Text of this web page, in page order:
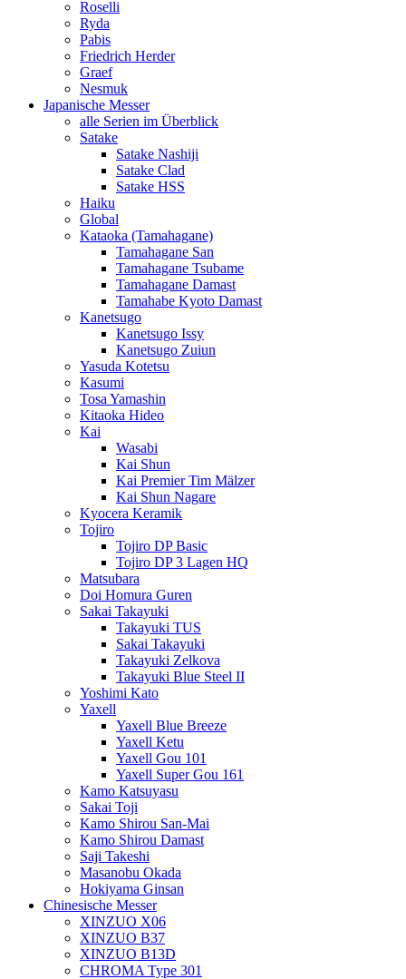
Roselli
Ryda
Pabis
Friedrich Herder
Graef
Nesmuk
Japanische Messer
alle Serien im Überblick
Satake
Satake Nashiji
Satake Clad
Satake HSS
Haiku
Global
Kataoka (Tamahagane)
Tamahagane San
Tamahagane Tsubame
Tamahagane Damast
Tamahabe Kyoto Damast
Kanetsugo
Kanetsugo Issy
Kanetsugo Zuiun
Yasuda Kotetsu
Kasumi
Tosa Yamashin
Kitaoka Hideo
Kai
Wasabi
Kai Shun
Kai Premier Tim Mälzer
Kai Shun Nagare
Kyocera Keramik
Tojiro
Tojiro DP Basic
Tojiro DP 3 Lagen HQ
Matsubara
Doi Homura Guren
Sakai Takayuki
Takayuki TUS
Sakai Takayuki
Takayuki Zelkova
Takayuki Blue Steel II
Yoshimi Kato
Yaxell
Yaxell Blue Breeze
Yaxell Ketu
Yaxell Gou 101
Yaxell Super Gou 161
Kamo Katsuyasu
Sakai Toji
Kamo Shirou San-Mai
Kamo Shirou Damast
Saji Takeshi
Masanobu Okada
Hokiyama Ginsan
Chinesische Messer
XINZUO X06
XINZUO B37
XINZUO B13D
CHROMA Type 301